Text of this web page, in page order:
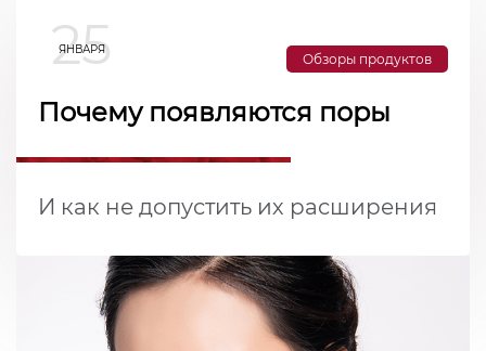
25
ЯНВАРЯ
Обзоры продуктов
Почему появляются поры
И как не допустить их расширения